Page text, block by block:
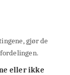
gjør de
eller ikke